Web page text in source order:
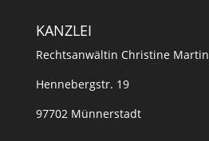
KANZLEI
Rechtsanwältin Christine Martin
Hennebergstr. 19
97702 Münnerstadt